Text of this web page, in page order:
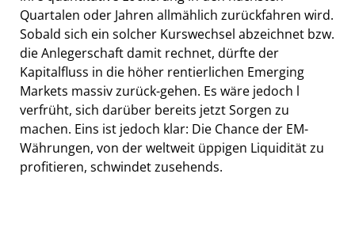
Quartalen oder Jahren allmählich zurückfahren wird.
Sobald sich ein solcher Kurswechsel abzeichnet bzw.
die Anlegerschaft damit rechnet, dürfte der
Kapitalfluss in die höher rentierlichen Emerging
Markets massiv zurück-gehen. Es wäre jedoch l
verfrüht, sich darüber bereits jetzt Sorgen zu
machen. Eins ist jedoch klar: Die Chance der EM-
Währungen, von der weltweit üppigen Liquidität zu
profitieren, schwindet zusehends.